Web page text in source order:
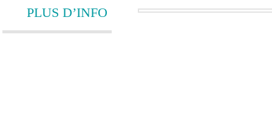
PLUS D’INFO